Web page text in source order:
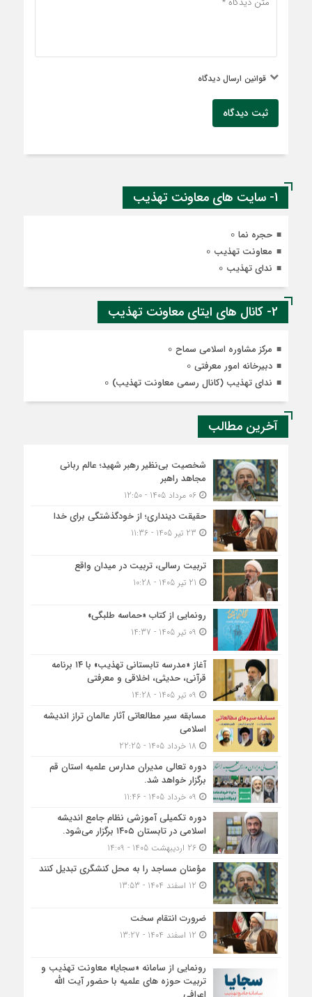
قوانین ارسال دیدگاه
ثبت دیدگاه
1- سایت های معاونت تهذیب
حجره نما
معاونت تهذیب
ندای تهذیب
2- کانال های ایتای معاونت تهذیب
مرکز مشاوره اسلامی سماح
دبیرخانه امور معرفتی
ندای تهذیب (کانال رسمی معاونت تهذیب)
آخرین مطالب
شخصیت بی‌نظیر رهبر شهید؛ عالم ربانی
مجاهد راهبر
06 مرداد 1405 - 12:50
حقیقت دینداری؛ از خودگذشتگی برای خدا
تربیت رسالی، تربیت در میدان واقع
رونمایی از کتاب «حماسه طلبگی»
آغاز «مدرسه تابستانی تهذیب» با ۱۴ برنامه
قرآنی، حدیثی، اخلاقی و معرفتی
مسابقه سیر مطالعاتی آثار عالمان تراز اندیشه
اسلامی
دوره تعالی مدیران مدارس علمیه استان قم
برگزار خواهد شد.
دوره تکمیلی آموزشی نظام جامع اندیشه
اسلامی در تابستان ۱۴۰۵ برگزار می‌شود.
26 اردیبهشت 1405 - 14:09
مؤمنان مساجد را به محل کنشگری تبدیل کنند
ضرورت انتقام سخت
رونمایی از سامانه «سجایا» معاونت تهذیب و
تربیت حوزه‌ های علمیه با حضور آیت الله